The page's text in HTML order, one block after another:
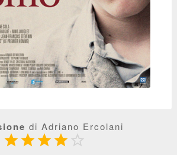
di Adriano Ercolani
 